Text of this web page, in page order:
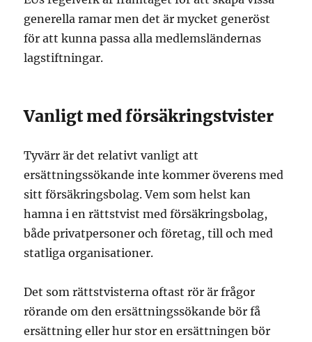
generella ramar men det är mycket generöst
för att kunna passa alla medlemsländernas
lagstiftningar.
Vanligt med försäkringstvister
Tyvärr är det relativt vanligt att
ersättningssökande inte kommer överens med
sitt försäkringsbolag. Vem som helst kan
hamna i en rättstvist med försäkringsbolag,
både privatpersoner och företag, till och med
statliga organisationer.
Det som rättstvisterna oftast rör är frågor
rörande om den ersättningssökande bör få
ersättning eller hur stor en ersättningen bör